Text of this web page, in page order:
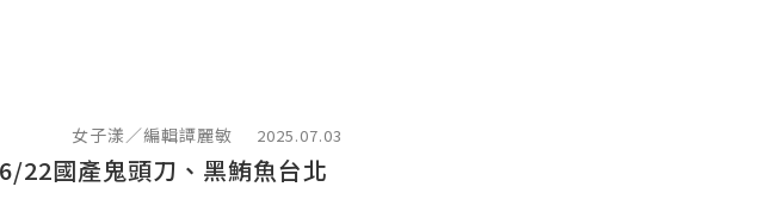
女子漾／編輯譚麗敏 2025.07.03
22國產鬼頭刀、黑鮪魚台北